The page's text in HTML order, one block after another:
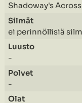
Shadoway's
ei perinnöllisiä
-
-